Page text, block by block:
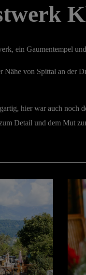
ein Gaumentempel
Nähe von Spittal an der
hier war auch
Detail und dem Mut